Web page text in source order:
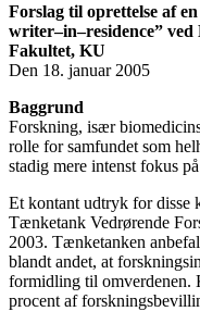
Forslag til oprettelse af
writer–in–residence” ved
Fakultet, KU
Den 18. januar 2005
Baggrund
Forskning, især
rolle for samfundet som
stadig mere intenst fokus
Et kontant udtryk for disse
Tænketank Vedrørende
2003. Tænketanken
blandt andet, at
formidling til omverdenen.
procent af